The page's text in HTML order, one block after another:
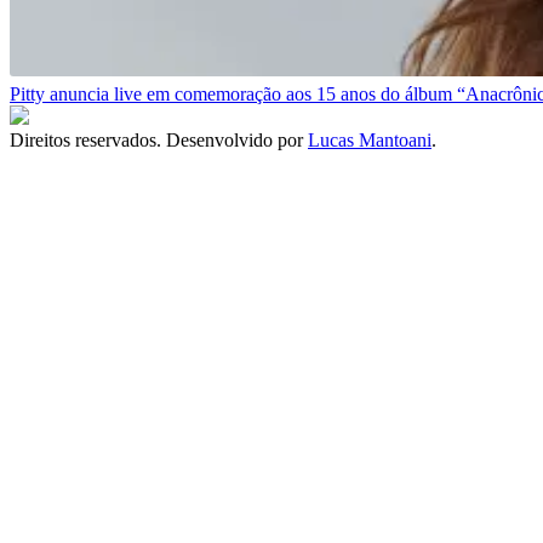
Pitty anuncia live em comemoração aos 15 anos do álbum
Direitos reservados. Desenvolvido porLucas Mantoani.